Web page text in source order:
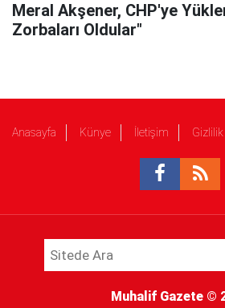
Meral Akşener, CHP'ye
Zorbaları Oldular"
Anasayfa Künye İletişim
Muhalif Gazete ©